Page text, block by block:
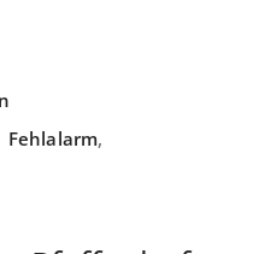
Fehlalarm,